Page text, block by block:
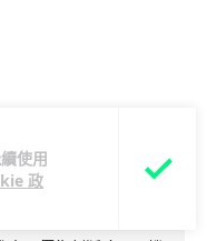
使用
政
筒 沿用六年